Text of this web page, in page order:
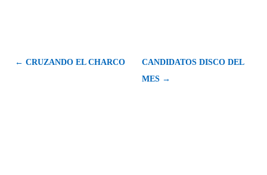
← CRUZANDO EL CHARCO
CANDIDATOS DISCO DEL
MES →